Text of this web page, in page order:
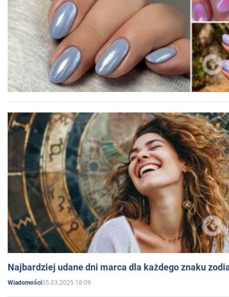
Najbardziej udane dni marca dla każdego znaku
Wiadomości05.03.2025 18:09